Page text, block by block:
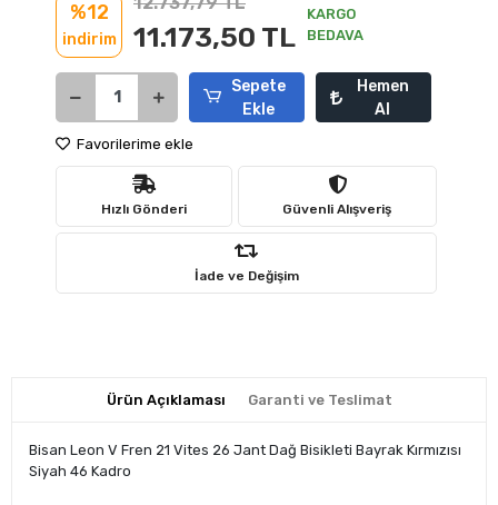
%12
indirim 11.173,50 TL
KARGO
BEDAVA
Sepete
Ekle
Hemen
Al
Favorilerime ekle
Hızlı Gönderi Güvenli Alışveriş
İade ve Değişim
Ürün Açıklaması Garanti ve Teslimat
Bisan Leon V Fren 21 Vites 26 Jant Dağ Bisikleti Bayrak Kırmızısı
Siyah 46 Kadro